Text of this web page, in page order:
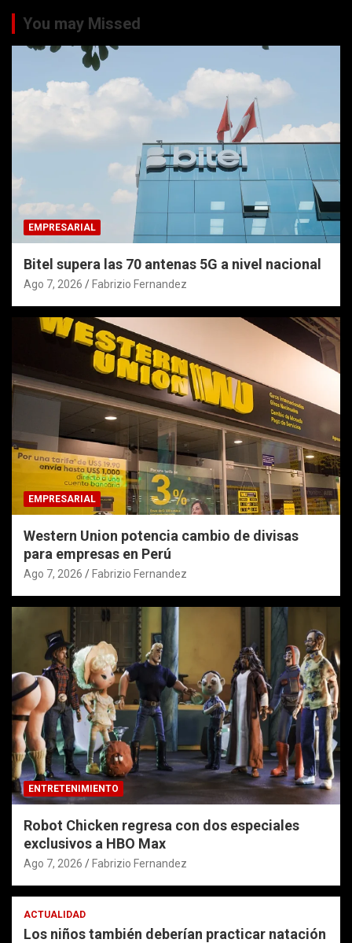
You may Missed
EMPRESARIAL
Bitel supera las 70 antenas 5G a nivel nacional
Ago 7, 2026 Fabrizio Fernandez
EMPRESARIAL
Western Union potencia cambio de divisas
para empresas en Perú
Ago 7, 2026 Fabrizio Fernandez
ENTRETENIMIENTO
Robot Chicken regresa con dos especiales
exclusivos a HBO Max
Ago 7, 2026 Fabrizio Fernandez
ACTUALIDAD
Los niños también deberían practicar natación